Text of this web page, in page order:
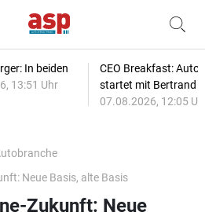
In beiden
13:51 Uhr
CEO Breakfast:
startet mit Bertrand
07.08.2026, 12:05
Neue Basis, alte Basis
Zukunft: Neue